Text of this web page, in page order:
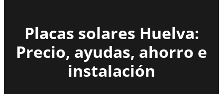
Placas solares Huelva:
Precio, ayudas, ahorro e
instalación